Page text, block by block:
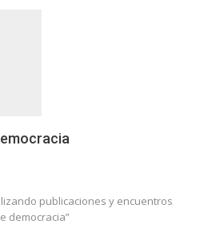
publicaciones y encuentros
democracia”